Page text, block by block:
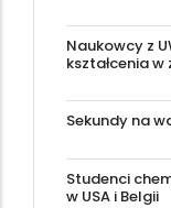
Naukowcy z
kształcenia
Sekundy na
Studenci
w USA i Belgii